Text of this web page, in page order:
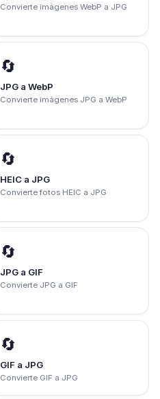
Convierte imágenes WebP a JPG
🔄
JPG a WebP
Convierte imágenes JPG a WebP
🔄
HEIC a JPG
Convierte fotos HEIC a JPG
🔄
JPG a GIF
Convierte JPG a GIF
🔄
GIF a JPG
Convierte GIF a JPG